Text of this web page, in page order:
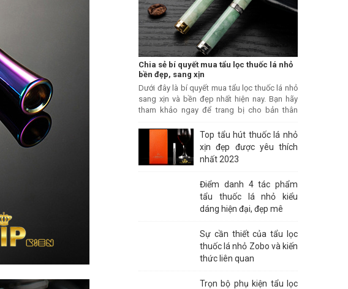
Chia sẻ bí quyết mua tẩu lọc thuốc lá nhỏ
bền đẹp, sang xịn
Dưới đây là bí quyết mua tẩu lọc thuốc lá nhỏ
sang xịn và bền đẹp nhất hiện nay. Bạn hãy
tham khảo ngay để trang bị cho bản thân
Top tẩu hút thuốc lá nhỏ
xịn đẹp được yêu thích
nhất 2023
Điểm danh 4 tác phẩm
tẩu thuốc lá nhỏ kiểu
dáng hiện đại, đẹp mê
Sự cần thiết của tẩu lọc
thuốc lá nhỏ Zobo và kiến
thức liên quan
Trọn bộ phụ kiện tẩu lọc